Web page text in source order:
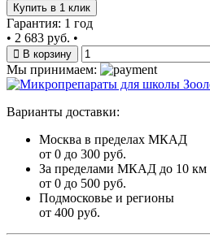
Купить в 1 клик
Гарантия: 1 год
• 2 683 руб. •
В корзину
Мы принимаем:
Варианты доставки:
Москва в пределах МКАД
от 0 до 300 руб.
За пределами МКАД до 10 км
от 0 до 500 руб.
Подмосковье и регионы
от 400 руб.